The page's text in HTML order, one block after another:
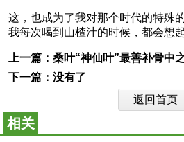
这，也成为了我对那个时代的特殊
我每次喝到 山楂汁的时候，都会想
上一篇： 桑叶“神仙叶”最善补骨中
下一篇：没有了
返回首页
相关